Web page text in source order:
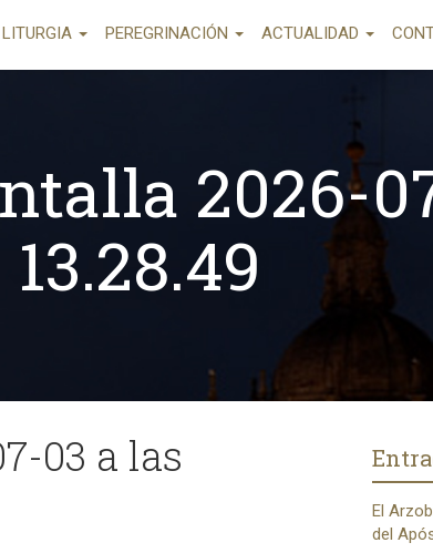
LITURGIA PEREGRINACIÓN ACTUALIDAD
2026-
13.28.49
03 a las
El
del